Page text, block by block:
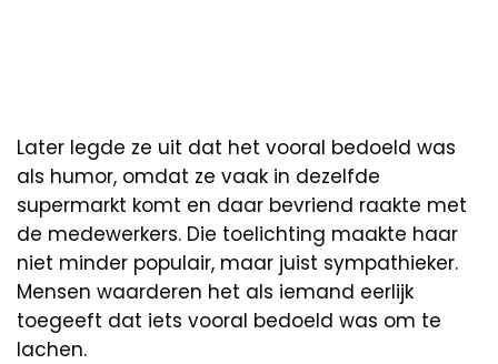
Later legde ze uit dat het vooral bedoeld was
als humor, omdat ze vaak in dezelfde
supermarkt komt en daar bevriend raakte met
de medewerkers. Die toelichting maakte haar
niet minder populair, maar juist sympathieker.
Mensen waarderen het als iemand eerlijk
toegeeft dat iets vooral bedoeld was om te
lachen.